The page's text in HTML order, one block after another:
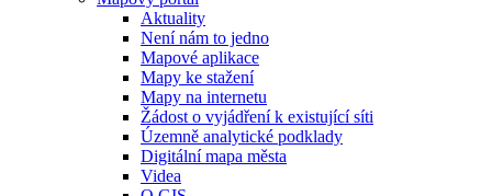
Aktuality
Není nám to jedno
Mapové aplikace
Mapy ke stažení
Mapy na internetu
Žádost o vyjádření k existující síti
Územně analytické podklady
Digitální mapa města
Videa